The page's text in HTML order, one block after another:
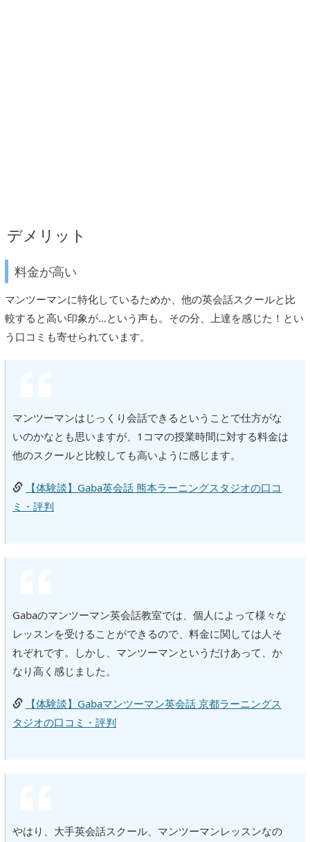
デメリット
料金が高い
マンツーマンに特化しているためか、他の英会話スクールと比
較すると高い印象が…という声も。その分、上達を感じた！とい
う口コミも寄せられています。
マンツーマンはじっくり会話できるということで仕方がな
いのかなとも思いますが、1コマの授業時間に対する料金は
他のスクールと比較しても高いように感じます。
【体験談】Gaba英会話 熊本ラーニングスタジオの口コ
ミ・評判
Gabaのマンツーマン英会話教室では、個人によって様々な
レッスンを受けることができるので、料金に関しては人そ
れぞれです。しかし、マンツーマンというだけあって、か
なり高く感じました。
【体験談】Gabaマンツーマン英会話 京都ラーニングス
タジオの口コミ・評判
やはり、大手英会話スクール、マンツーマンレッスンなの